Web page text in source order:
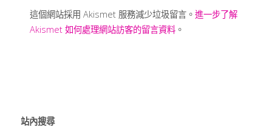
這個網站採用 Akismet 服務減少垃圾留言。 進一步了解
Akismet 如何處理網站訪客的留言資料。
站內搜尋